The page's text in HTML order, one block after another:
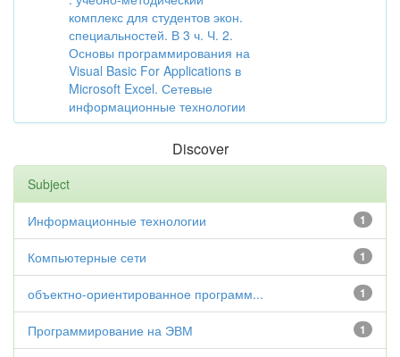
комплекс для студентов экон.
специальностей. В 3 ч. Ч. 2.
Основы программирования на
Visual Basic For Applications в
Microsoft Excel. Сетевые
информационные технологии
Discover
Subject
1
Информационные технологии
1
Компьютерные сети
1
объектно-ориентированное программ...
1
Программирование на ЭВМ